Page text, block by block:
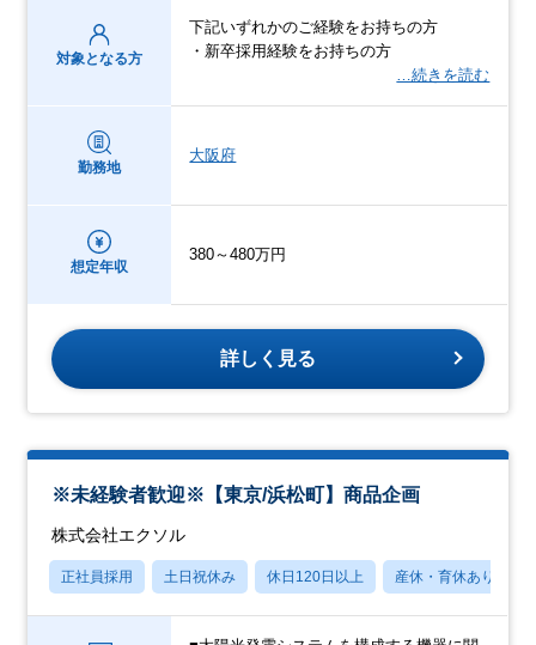
対象となる方
下記いずれかのご経験をお持ちの方
・新卒採用経験をお持ちの方
…続きを読む
勤務地
大阪府
想定年収
380～480万円
詳しく見る
※未経験者歓迎※【東京/浜松町】商品企画
株式会社エクソル
正社員採用 土日祝休み 休日120日以上 産休・育休あり